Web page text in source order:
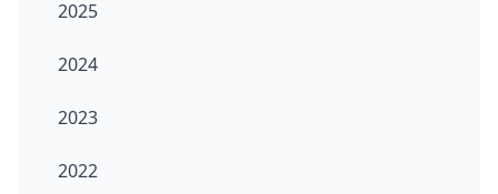
2025
2024
2023
2022